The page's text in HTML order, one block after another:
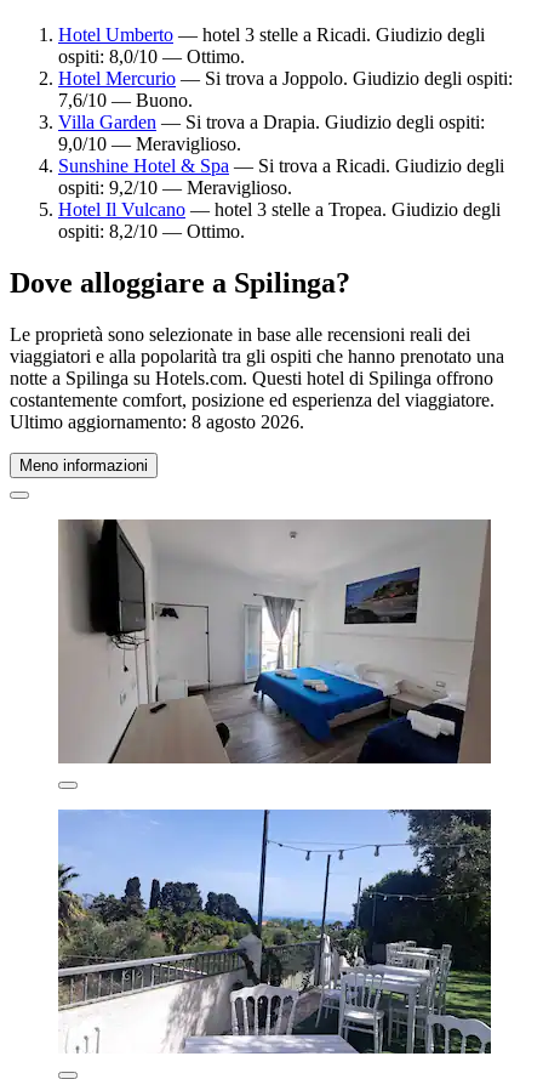
Hotel Umberto — hotel 3 stelle a Ricadi. Giudizio degli
ospiti: 8,0/10 — Ottimo.
Hotel Mercurio — Si trova a Joppolo. Giudizio degli ospiti:
7,6/10 — Buono.
Villa Garden — Si trova a Drapia. Giudizio degli ospiti:
9,0/10 — Meraviglioso.
Sunshine Hotel & Spa — Si trova a Ricadi. Giudizio degli
ospiti: 9,2/10 — Meraviglioso.
Hotel Il Vulcano — hotel 3 stelle a Tropea. Giudizio degli
ospiti: 8,2/10 — Ottimo.
Dove alloggiare a Spilinga?
Le proprietà sono selezionate in base alle recensioni reali dei
viaggiatori e alla popolarità tra gli ospiti che hanno prenotato una
notte a Spilinga su Hotels.com. Questi hotel di Spilinga offrono
costantemente comfort, posizione ed esperienza del viaggiatore.
Ultimo aggiornamento: 8 agosto 2026.
Meno informazioni